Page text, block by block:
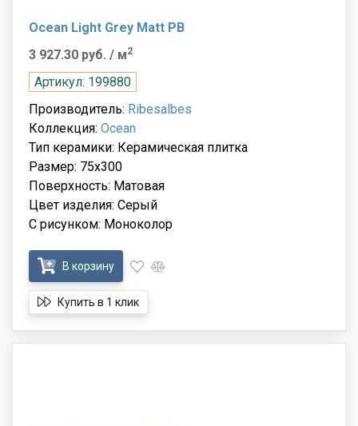
Ocean Light Grey Matt PB
3 927.30 руб. / м2
Артикул: 199880
Производитель: Ribesalbes
Коллекция: Ocean
Тип керамики: Керамическая плитка
Размер: 75x300
Поверхность: Матовая
Цвет изделия: Серый
С рисунком: Моноколор
В корзину
Купить в 1 клик